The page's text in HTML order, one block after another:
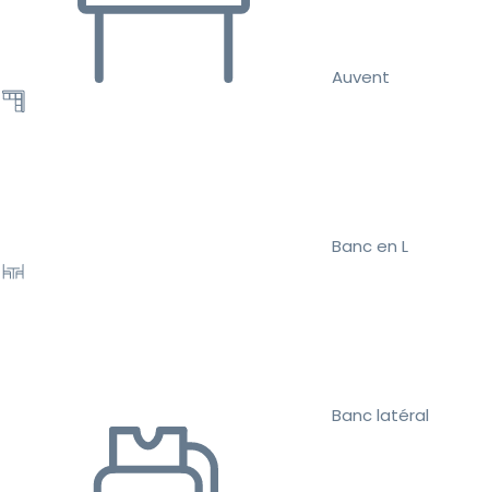
Auvent
Banc en L
Banc latéral